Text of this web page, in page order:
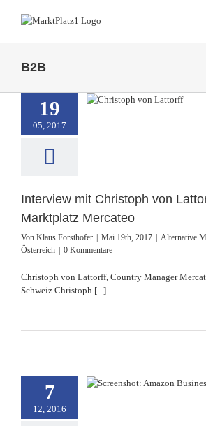
B2B
19
05, 2017
vom B2B-
Mercateo
Marktplätze
Interview mit Christoph von
Marktplatz Mercateo
Von Klaus Forsthofer Mai 19th, 2017 Alternative
Österreich
0 Kommentare
Christoph von Lattorff, Country Manager
Schweiz Christoph [...]
7
12, 2016
Amazon
in Deutschland
gestartet
Amazon